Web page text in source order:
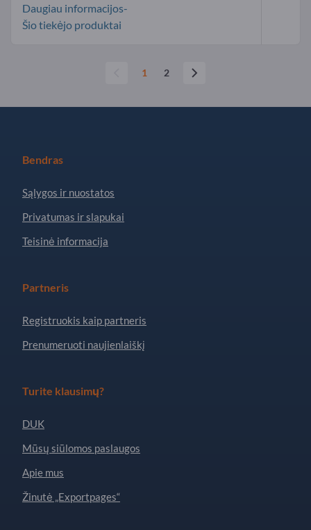
Daugiau informacijos-
Šio tiekėjo produktai
1 2
Bendras
Sąlygos ir nuostatos
Privatumas ir slapukai
Teisinė informacija
Partneris
Registruokis kaip partneris
Prenumeruoti naujienlaiškį
Turite klausimų?
DUK
Mūsų siūlomos paslaugos
Apie mus
Žinutė „Exportpages“